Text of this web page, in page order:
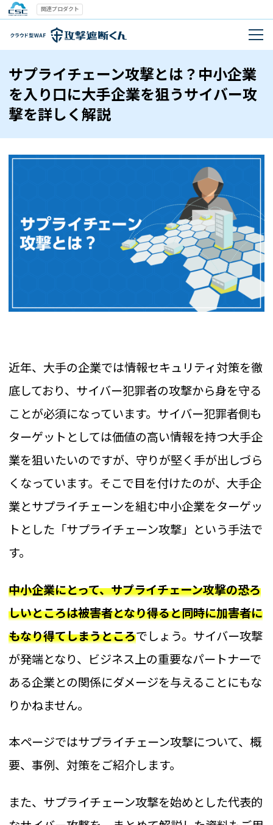
関連プロダクト
サプライチェーン攻撃とは？中小企業
を入り口に大手企業を狙うサイバー攻
撃を詳しく解説
近年、大手の企業では情報セキュリティ対策を徹
底しており、サイバー犯罪者の攻撃から身を守る
ことが必須になっています。サイバー犯罪者側も
ターゲットとしては価値の高い情報を持つ大手企
業を狙いたいのですが、守りが堅く手が出しづら
くなっています。そこで目を付けたのが、大手企
業とサプライチェーンを組む中小企業をターゲッ
トとした「サプライチェーン攻撃」という手法で
す。
中小企業にとって、サプライチェーン攻撃の恐ろ
しいところは被害者となり得ると同時に加害者に
もなり得てしまうところでしょう。サイバー攻撃
が発端となり、ビジネス上の重要なパートナーで
ある企業との関係にダメージを与えることにもな
りかねません。
本ページではサプライチェーン攻撃について、概
要、事例、対策をご紹介します。
また、サプライチェーン攻撃を始めとした代表的